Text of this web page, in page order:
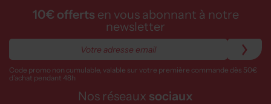
10€ offerts en vous abonnant à notre
newsletter
Code promo non cumulable, valable sur votre première commande dès 50€
d’achat pendant 48h
Nos réseaux sociaux